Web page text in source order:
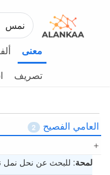
معنى
تصريف
العامي الفصيح 2
لمحة: للبحث عن نحل نمل